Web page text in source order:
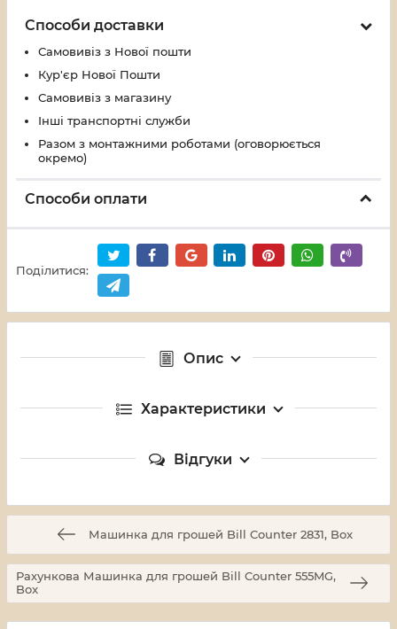
Способи доставки
Самовивіз з Нової пошти
Кур'єр Нової Пошти
Самовивіз з магазину
Інші транспортні служби
Разом з монтажними роботами (оговорюється
окремо)
Способи оплати
Поділитися:
Опис
Характеристики
Відгуки
Машинка для грошей Bill Counter 2831, Box
Рахункова Машинка для грошей Bill Counter 555MG,
Box